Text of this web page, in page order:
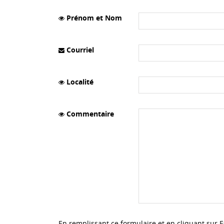
Prénom et Nom
Courriel
Localité
Commentaire